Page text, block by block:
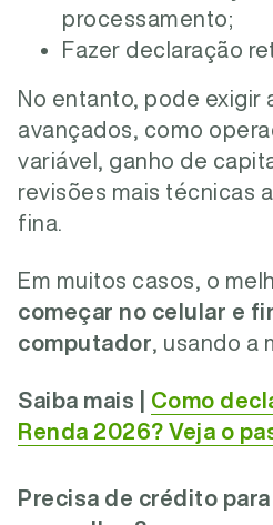
processamento;
Fazer declaração
No entanto, pode exigir
avançados, como
variável, ganho de
revisões mais técnicas
fina.
Em muitos casos, o
começar no celular e
computador , usando a
Saiba mais |
Como
Renda 2026? Veja o
Precisa de crédito